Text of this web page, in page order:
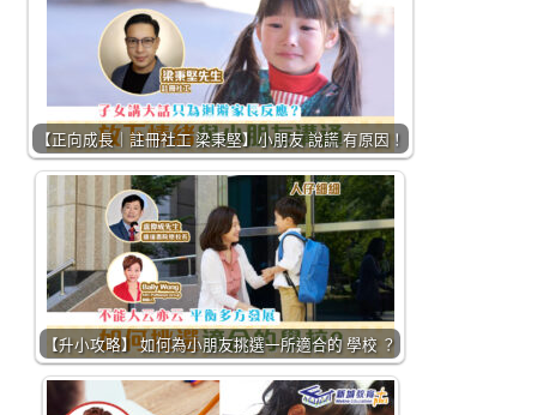
【正向成長｜註冊社工 梁秉堅】小朋友 說謊 有原因！
【升小攻略】 如何為小朋友挑選一所適合的 學校 ？